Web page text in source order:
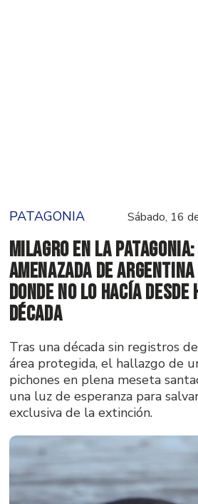
PATAGONIA Sábado, 16
Milagro en la Patagonia:
amenazada de
donde no lo hacía desde
década
Tras una década sin registros
área protegida, el hallazgo de
pichones en plena meseta
una luz de esperanza para
exclusiva de la extinción.